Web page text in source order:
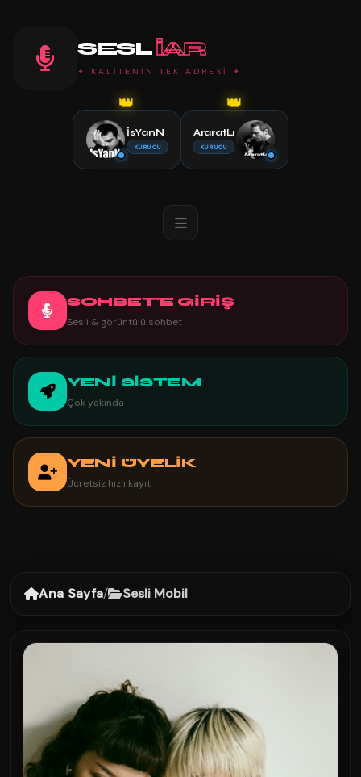
SESL IAR
✦ KALİTENİN TEK ADRESİ ✦
👑
İsYanN
KURUCU
👑
AraratLı
KURUCU
SOHBET'E GİRİŞ
Sesli & görüntülü sohbet
YENİ SİSTEM
Çok yakında
YENİ ÜYELİK
Ücretsiz hızlı kayıt
Ana Sayfa/ Sesli Mobil